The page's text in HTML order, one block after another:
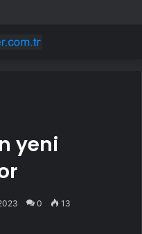
yeni
0 13